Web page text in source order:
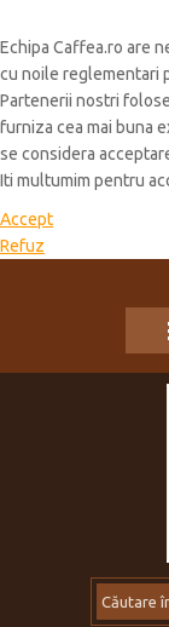
Echipa Caffea.ro are
cu noile reglementari
Partenerii nostri
furniza cea mai buna
se considera
Iti multumim pentru
Accept
Refuz